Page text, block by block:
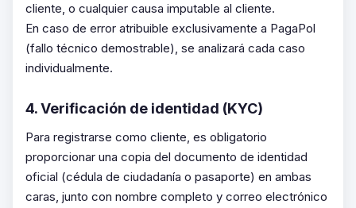
cliente, o cualquier causa imputable al cliente.
En caso de error atribuible exclusivamente a PagaPol
(fallo técnico demostrable), se analizará cada caso
individualmente.
4. Verificación de identidad (KYC)
Para registrarse como cliente, es obligatorio
proporcionar una copia del documento de identidad
oficial (cédula de ciudadanía o pasaporte) en ambas
caras, junto con nombre completo y correo electrónico